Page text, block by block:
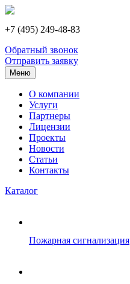
+7 (495) 249-48-83
Обратный звонок
Отправить заявку
Меню
О компании
Услуги
Партнеры
Лицензии
Проекты
Новости
Статьи
Контакты
Каталог
Пожарная сигнализация